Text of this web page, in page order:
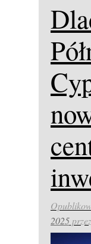
2025przez